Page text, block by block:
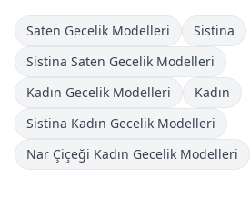
Saten Gecelik Modelleri
Sistina
Sistina Saten Gecelik Modelleri
Kadın Gecelik Modelleri
Kadın
Sistina Kadın Gecelik Modelleri
Nar Çiçeği Kadın Gecelik Modelleri